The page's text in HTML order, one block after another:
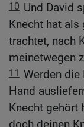
10 Und David
Knecht hat als
trachtet, nach
meinetwegen
11 Werden die
Hand
Knecht gehört